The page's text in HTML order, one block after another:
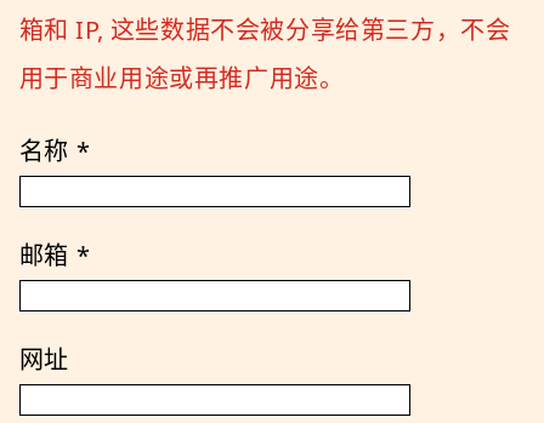
箱和 IP, 这些数据不会被分享给第三方，不会
用于商业用途或再推广用途。
名称 *
邮箱 *
网址